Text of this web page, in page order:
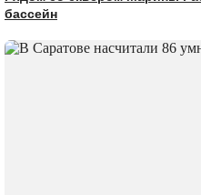
бассейн